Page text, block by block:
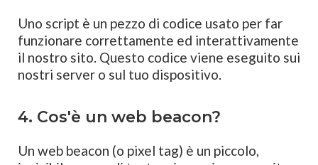
Uno script è un pezzo di codice usato per far
funzionare correttamente ed interattivamente
il nostro sito. Questo codice viene eseguito sui
nostri server o sul tuo dispositivo.
4. Cos'è un web beacon?
Un web beacon (o pixel tag) è un piccolo,